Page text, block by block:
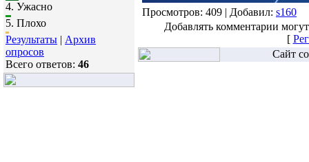
4. Ужасно
5. Плохо
Результаты | Архив
опросов
Всего ответов: 46
Просмотров: 409 | Добавил: s160
Добавлять комментарии
[
Сайт